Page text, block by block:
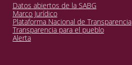
Datos abiertos de la SABG
Marco Jurídico
Plataforma Nacional de Transparencia
Transparencia para el pueblo
Alerta